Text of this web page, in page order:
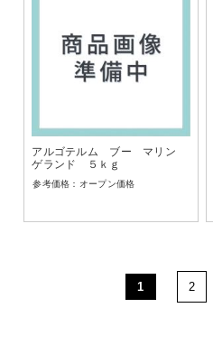
アルゴテルム ブー マリン
ゲランド ５ｋｇ
オープン価格
1 2